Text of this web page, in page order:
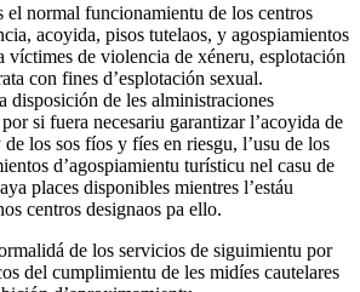
el normal funcionamientu de los centros
acoyida, pisos tutelaos, y agospiamientos
víctimes de violencia de xéneru, esplotación
con fines d’esplotación sexual.
disposición de les alministraciones
si fuera necesariu garantizar l’acoyida de
los sos fíos y fíes en riesgu, l’usu de los
d’agospiamientu turísticu nel casu de
places disponibles mientres l’estáu
centros designaos pa ello.
de los servicios de siguimientu por
del cumplimientu de les midíes cautelares